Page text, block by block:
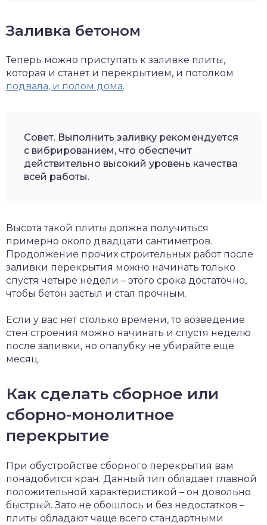
Заливка бетоном
Теперь можно приступать к заливке плиты,
которая и станет и перекрытием, и потолком
подвала, и полом дома.
Совет. Выполнить заливку рекомендуется
с вибрированием, что обеспечит
действительно высокий уровень качества
всей работы.
Высота такой плиты должна получиться
примерно около двадцати сантиметров.
Продолжение прочих строительных работ после
заливки перекрытия можно начинать только
спустя четыре недели – этого срока достаточно,
чтобы бетон застыл и стал прочным.
Если у вас нет столько времени, то возведение
стен строения можно начинать и спустя неделю
после заливки, но опалубку не убирайте еще
месяц.
Как сделать сборное или
сборно-монолитное
перекрытие
При обустройстве сборного перекрытия вам
понадобится кран. Данный тип обладает главной
положительной характеристикой – он довольно
быстрый. Зато не обошлось и без недостатков –
плиты обладают чаще всего стандартными